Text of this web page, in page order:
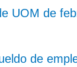
UOM de
de